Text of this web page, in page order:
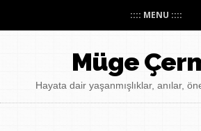
:::: MENU ::::
Müge
Hayata dair yaşanmışlıklar, anılar,